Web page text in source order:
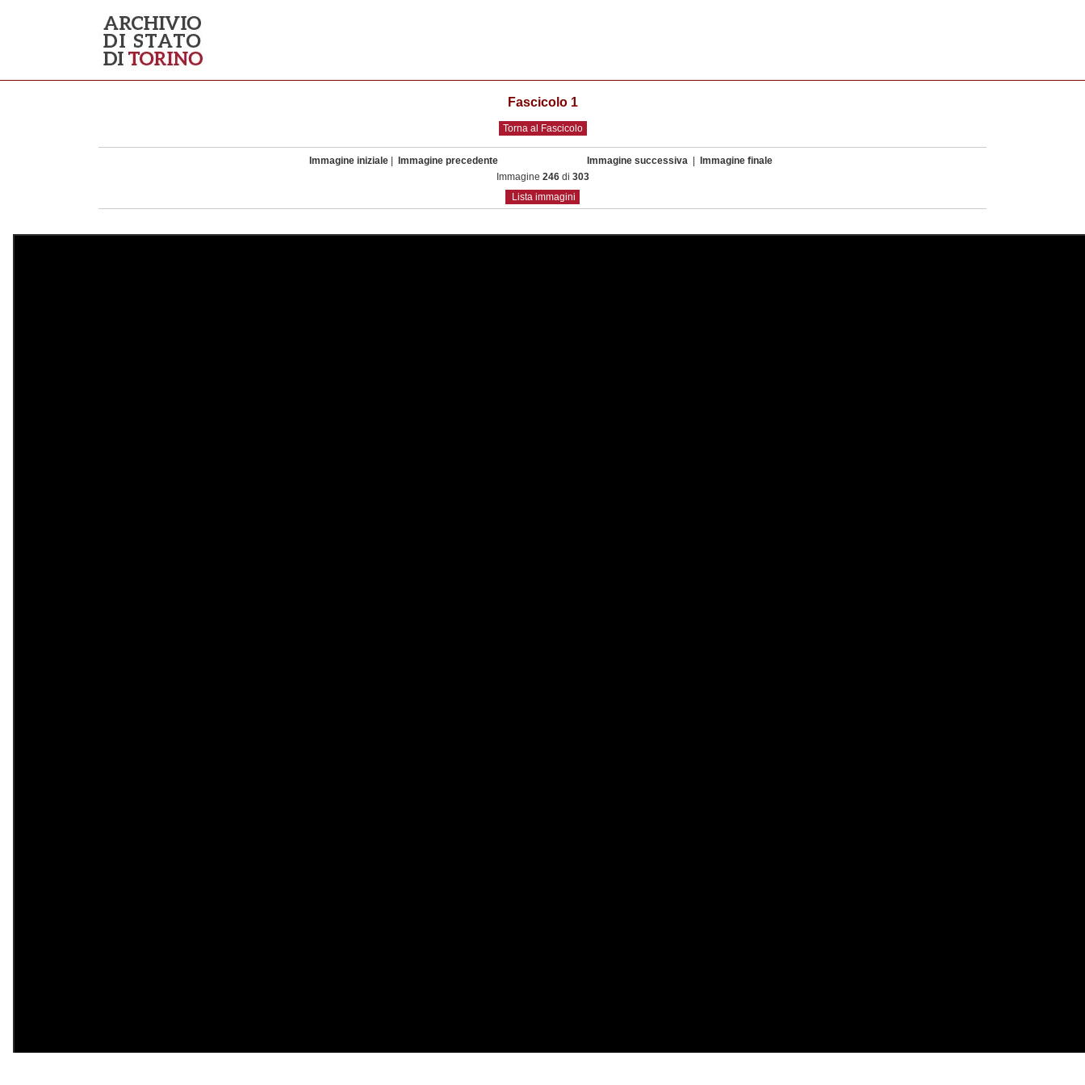
Fascicolo 1
Torna al Fascicolo
Immagine iniziale Immagine precedente Immagine successiva
Immagine finale
Immagine 246di 303
Lista immagini